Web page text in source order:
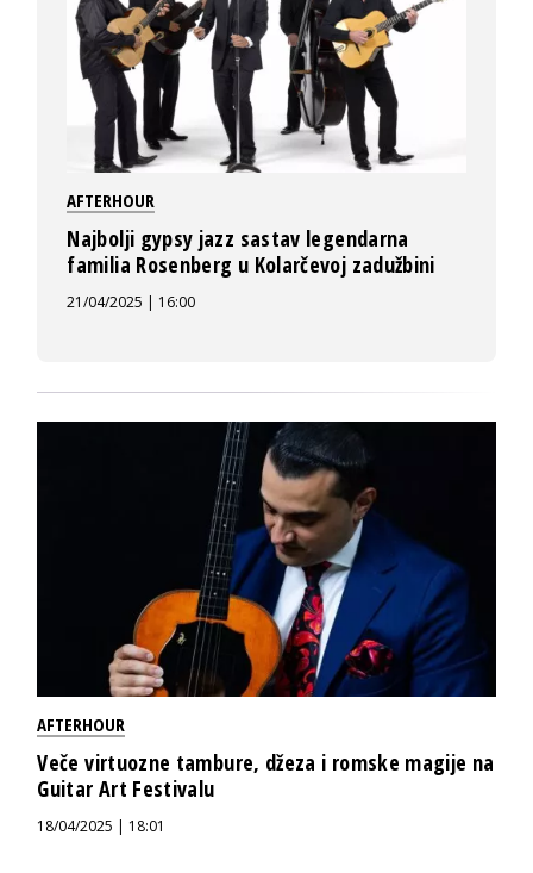
AFTERHOUR
Najbolji gypsy jazz sastav legendarna
familia Rosenberg u Kolarčevoj zadužbini
21/04/2025 | 16:00
AFTERHOUR
Veče virtuozne tambure, džeza i romske magije na
Guitar Art Festivalu
18/04/2025 | 18:01